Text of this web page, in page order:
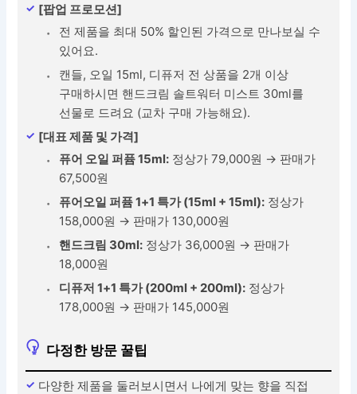
[팝업 프로모션]
전 제품을 최대 50% 할인된 가격으로 만나보실 수
있어요.
캔들, 오일 15ml, 디퓨저 전 상품을 2개 이상
구매하시면 핸드크림 솔트워터 미스트 30ml를
선물로 드려요 (교차 구매 가능해요).
[대표 제품 및 가격]
퓨어 오일 퍼퓸 15ml: 정상가 79,000원 → 판매가
67,500원
퓨어오일 퍼퓸 1+1 특가 (15ml + 15ml): 정상가
158,000원 → 판매가 130,000원
핸드크림 30ml: 정상가 36,000원 → 판매가
18,000원
디퓨저 1+1 특가 (200ml + 200ml): 정상가
178,000원 → 판매가 145,000원
다정한 방문 꿀팁
다양한 제품을 둘러보시면서 나에게 맞는 향을 직접